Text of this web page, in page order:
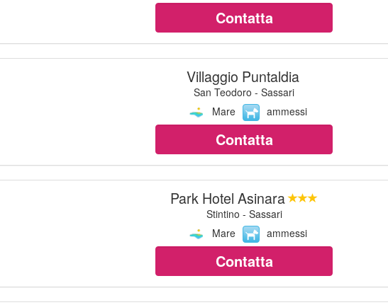
Contatta
Villaggio Puntaldia
San Teodoro - Sassari
Mare
ammessi
Contatta
Park Hotel Asinara
Stintino - Sassari
Mare
ammessi
Contatta